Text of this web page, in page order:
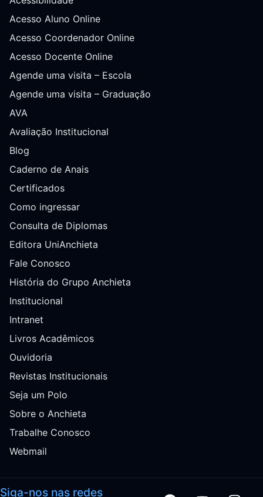
Acesso Aluno Online
Acesso Coordenador Online
Acesso Docente Online
Agende uma visita – Escola
Agende uma visita – Graduação
AVA
Avaliação Institucional
Blog
Caderno de Anais
Certificados
Como ingressar
Consulta de Diplomas
Editora UniAnchieta
Fale Conosco
História do Grupo Anchieta
Institucional
Intranet
Livros Acadêmicos
Ouvidoria
Revistas Institucionais
Seja um Polo
Sobre o Anchieta
Trabalhe Conosco
Webmail
Siga-nos nas redes